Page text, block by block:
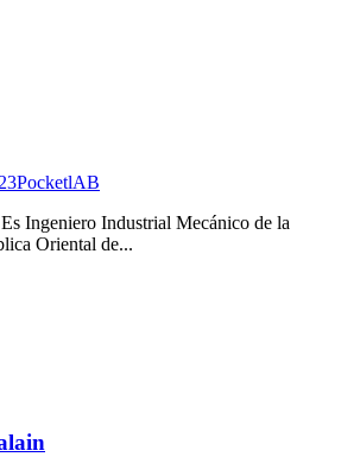
Ingeniero Industrial Mecánico de la
Oriental de...